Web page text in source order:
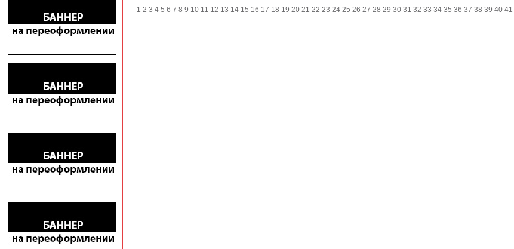
1 2 3 4 5 6 7 8 9 10 11 12 13 14 15 16 17 18 19 20 21 22 23 24 25 26 27 28 29 30 31 32 33 34 35 36 37 38 39 40 41